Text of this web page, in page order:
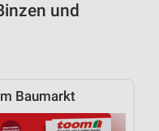
und
Baumarkt